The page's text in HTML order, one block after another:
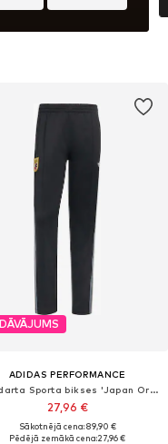
ADIDAS PERFORMANCE
Standarta Sporta bikses 'Japan Originals'
27,96 €
Sākotnējā cena: 89,90 €
Pēdējā zemākā cena:27,96 €